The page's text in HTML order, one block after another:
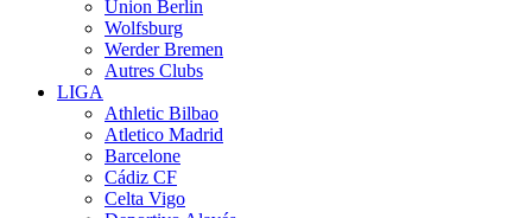
Union Berlin
Wolfsburg
Werder Bremen
Autres Clubs
LIGA
Athletic Bilbao
Atletico Madrid
Barcelone
Cádiz CF
Celta Vigo